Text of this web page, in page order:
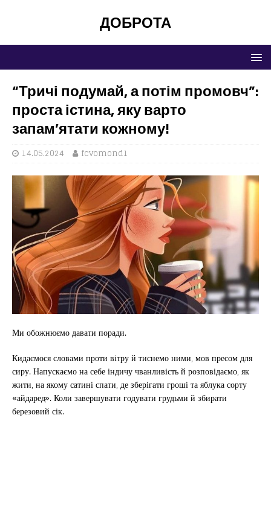
ДОБРОТА
“Тричі подумай, а потім промовч”:
проста істина, яку варто
запам’ятати кожному!
14.05.2024 fcvomond1
Ми обожнюємо давати поради.
Кидаємося словами проти вітру й тиснемо ними, мов пресом для
сиру. Напускаємо на себе індичу чванливість й розповідаємо, як
жити, на якому сатині спати, де зберігати гроші та яблука сорту
«айдаред». Коли завершувати годувати грудьми й збирати
березовий сік.